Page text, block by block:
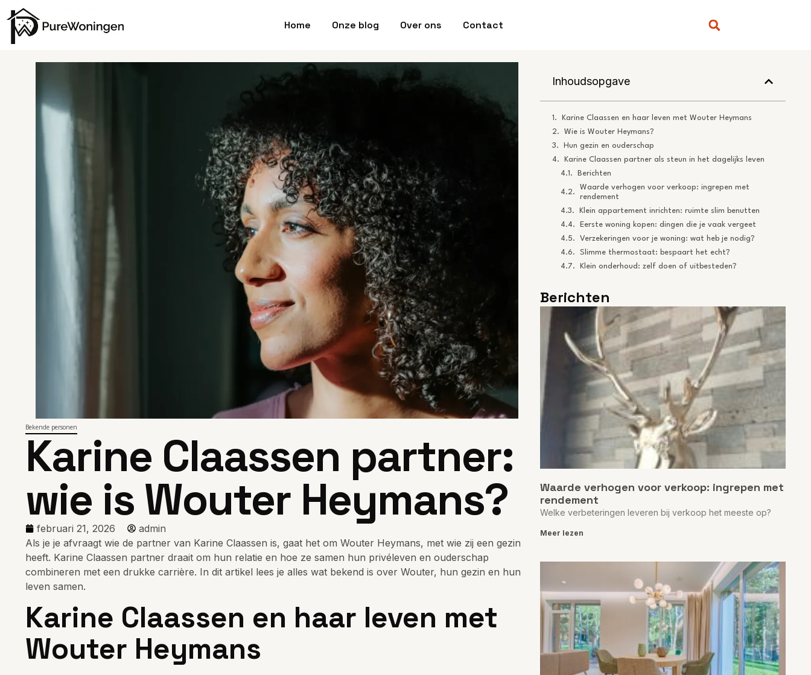
Home Onze blog Over ons Contact
Bekende personen
Karine Claassen partner:
wie is Wouter Heymans?
februari 21, 2026
admin
Als je je afvraagt wie de partner van Karine Claassen is, gaat het om Wouter Heymans, met wie zij een gezin
heeft. Karine Claassen partner draait om hun relatie en hoe ze samen hun privéleven en ouderschap
combineren met een drukke carrière. In dit artikel lees je alles wat bekend is over Wouter, hun gezin en hun
leven samen.
Karine Claassen en haar leven met
Wouter Heymans
Inhoudsopgave
Karine Claassen en haar leven met Wouter Heymans
Wie is Wouter Heymans?
Hun gezin en ouderschap
Karine Claassen partner als steun in het dagelijks leven
Berichten
Waarde verhogen voor verkoop: ingrepen met
rendement
Klein appartement inrichten: ruimte slim benutten
Eerste woning kopen: dingen die je vaak vergeet
Verzekeringen voor je woning: wat heb je nodig?
Slimme thermostaat: bespaart het echt?
Klein onderhoud: zelf doen of uitbesteden?
Berichten
Waarde verhogen voor verkoop: ingrepen met
rendement
Welke verbeteringen leveren bij verkoop het meeste op?
Meer lezen